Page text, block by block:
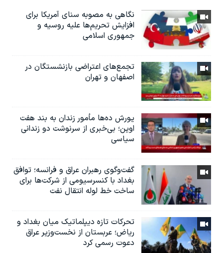
نگاهی به مصوبه سنای آمریکا برای
افزایش تحریم‌ها علیه روسیه و
جمهوری اسلامی
تجمع‌های اعتراضی بازنشستگان در
اصفهان و تهران
یورش ده‌ها مأمور زندان به بند هفت
اوین؛ بی‌خبری از سرنوشت دو زندانی
سیاسی
گفت‌وگوی رهبران عراق و فرانسه؛ توافق
بغداد با کنسرسیومی از شرکت‌ها برای
ساخت خط لوله انتقال نفت
تحرکات تازه دیپلماتیک میان بغداد و
ریاض؛ عربستان از نخست‌وزیر عراق
دعوت رسمی کرد